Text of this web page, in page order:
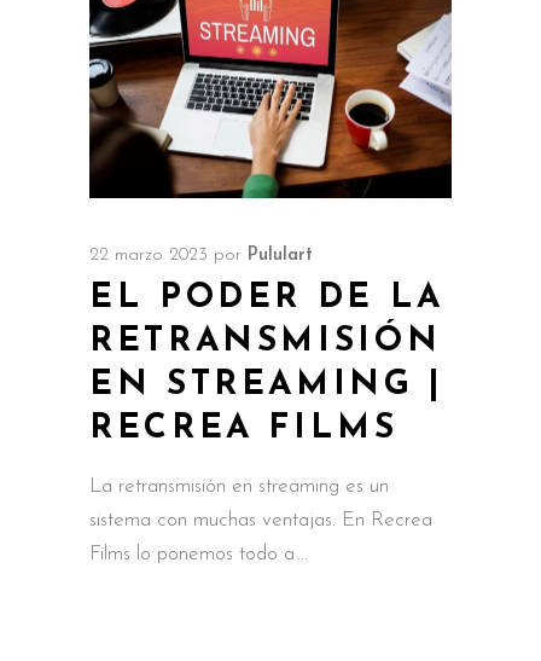
22 marzo 2023 por Pululart
EL PODER DE LA
RETRANSMISIÓN
EN STREAMING |
RECREA FILMS
La retransmisión en streaming es un
sistema con muchas ventajas. En Recrea
Films lo ponemos todo a